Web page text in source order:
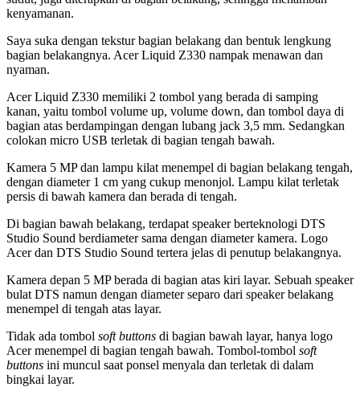
kenyamanan.
Saya suka dengan tekstur bagian belakang dan bentuk lengkung
bagian belakangnya. Acer Liquid Z330 nampak menawan dan
nyaman.
Acer Liquid Z330 memiliki 2 tombol yang berada di samping
kanan, yaitu tombol volume up, volume down, dan tombol daya di
bagian atas berdampingan dengan lubang jack 3,5 mm. Sedangkan
colokan micro USB terletak di bagian tengah bawah.
Kamera 5 MP dan lampu kilat menempel di bagian belakang tengah,
dengan diameter 1 cm yang cukup menonjol. Lampu kilat terletak
persis di bawah kamera dan berada di tengah.
Di bagian bawah belakang, terdapat speaker berteknologi DTS
Studio Sound berdiameter sama dengan diameter kamera. Logo
Acer dan DTS Studio Sound tertera jelas di penutup belakangnya.
Kamera depan 5 MP berada di bagian atas kiri layar. Sebuah speaker
bulat DTS namun dengan diameter separo dari speaker belakang
menempel di tengah atas layar.
Tidak ada tombol soft buttons di bagian bawah layar, hanya logo
Acer menempel di bagian tengah bawah. Tombol-tombol soft
buttons ini muncul saat ponsel menyala dan terletak di dalam
bingkai layar.